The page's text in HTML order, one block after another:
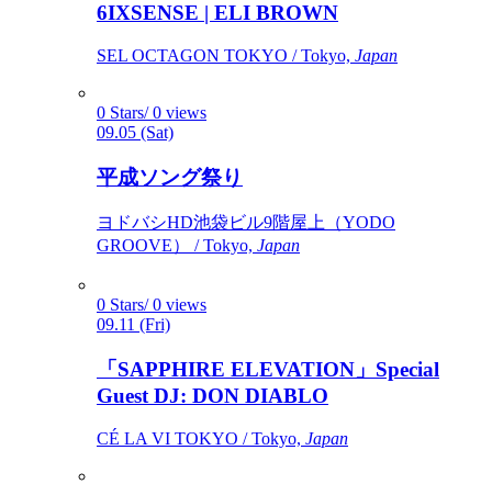
6IXSENSE | ELI BROWN
SEL OCTAGON TOKYO / Tokyo, Japan
0 Stars/ 0 views
09.05 (Sat)
平成ソング祭り
ヨドバシHD池袋ビル9階屋上（YODO
GROOVE） / Tokyo, Japan
0 Stars/ 0 views
09.11 (Fri)
「SAPPHIRE ELEVATION」Special
Guest DJ: DON DIABLO
CÉ LA VI TOKYO / Tokyo, Japan